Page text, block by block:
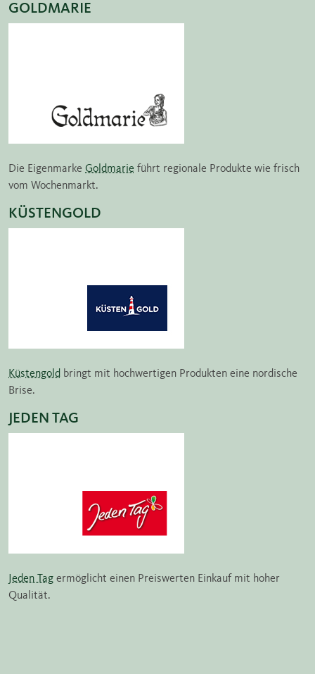
GOLDMARIE
Die Eigenmarke Goldmarie führt regionale Produkte wie frisch
vom Wochenmarkt.
KÜSTENGOLD
Küstengold bringt mit hochwertigen Produkten eine nordische
Brise.
JEDEN TAG
Jeden Tag ermöglicht einen Preiswerten Einkauf mit hoher
Qualität.